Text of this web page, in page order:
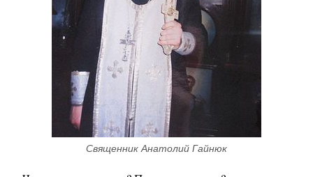
Священник Анатолий Гайнюк